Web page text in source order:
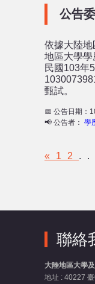
公告
依據大陸
地區大學
民國103年
甄試。
📅 公告日期：
📢 公告者： 學
« 1 2
聯絡
大陸地區大學
地址 : 40227